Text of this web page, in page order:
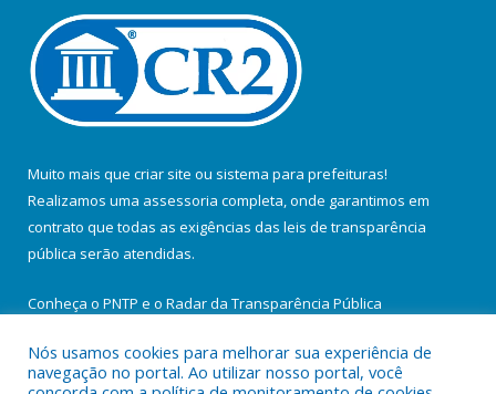
Muito mais que criar site ou sistema para prefeituras!
Realizamos uma assessoria completa, onde garantimos em
contrato que todas as exigências das leis de transparência
pública serão atendidas.
Conheça o PNTP e o Radar da Transparência Pública
Nós usamos cookies para melhorar sua experiência de
navegação no portal. Ao utilizar nosso portal, você